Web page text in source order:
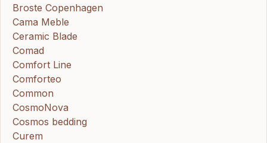
Broste Copenhagen
Cama Meble
Ceramic Blade
Comad
Comfort Line
Comforteo
Common
CosmoNova
Cosmos bedding
Curem